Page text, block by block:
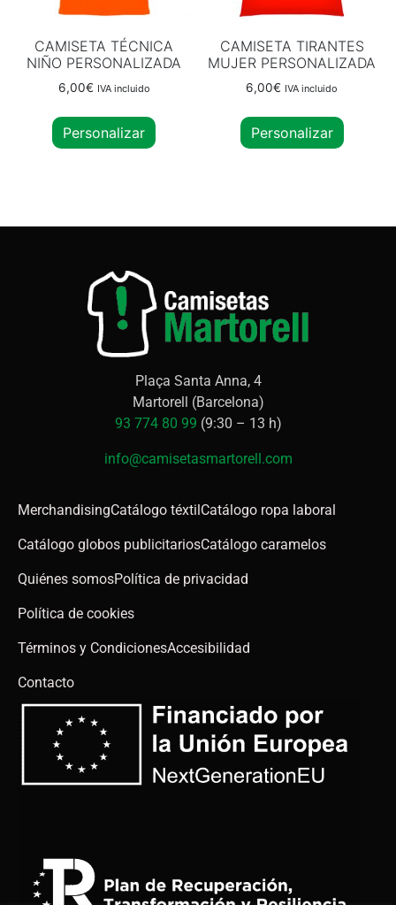
CAMISETA TÉCNICA
NIÑO PERSONALIZADA
6,00€ IVA incluido
Personalizar
CAMISETA TIRANTES
MUJER PERSONALIZADA
6,00€ IVA incluido
Personalizar
Plaça Santa Anna, 4
Martorell (Barcelona)
93 774 80 99 (9:30 – 13 h)
info@camisetasmartorell.com
MerchandisingCatálogo téxtilCatálogo ropa laboral
Catálogo globos publicitariosCatálogo caramelos
Quiénes somosPolítica de privacidad
Política de cookies
Términos y CondicionesAccesibilidad
Contacto